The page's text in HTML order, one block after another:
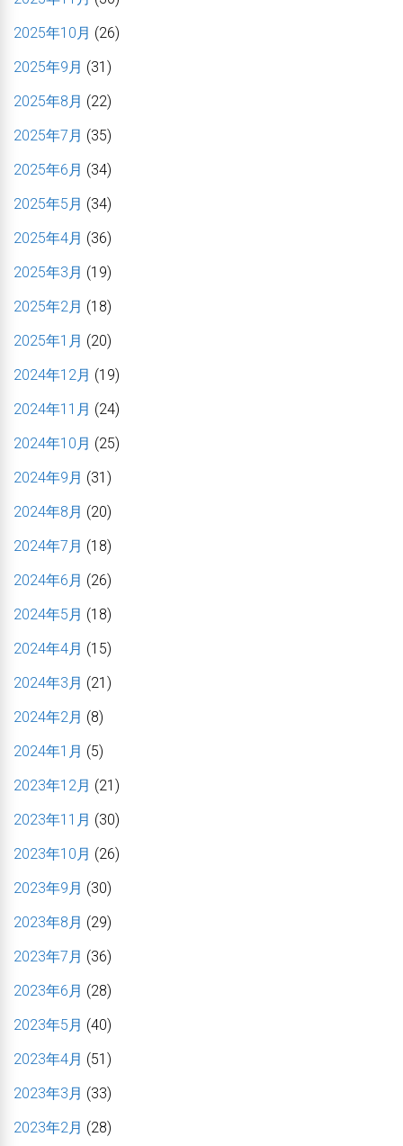
2025年10月 (26)
2025年9月 (31)
2025年8月 (22)
2025年7月 (35)
2025年6月 (34)
2025年5月 (34)
2025年4月 (36)
2025年3月 (19)
2025年2月 (18)
2025年1月 (20)
2024年12月 (19)
2024年11月 (24)
2024年10月 (25)
2024年9月 (31)
2024年8月 (20)
2024年7月 (18)
2024年6月 (26)
2024年5月 (18)
2024年4月 (15)
2024年3月 (21)
2024年2月 (8)
2024年1月 (5)
2023年12月 (21)
2023年11月 (30)
2023年10月 (26)
2023年9月 (30)
2023年8月 (29)
2023年7月 (36)
2023年6月 (28)
2023年5月 (40)
2023年4月 (51)
2023年3月 (33)
2023年2月 (28)